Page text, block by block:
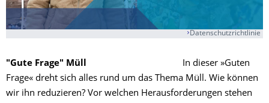
Datenschutzrichtlinie
"Gute Frage" Müll
In dieser »Guten
Frage« dreht sich alles rund um das Thema Müll. Wie können
wir ihn reduzieren? Vor welchen Herausforderungen stehen